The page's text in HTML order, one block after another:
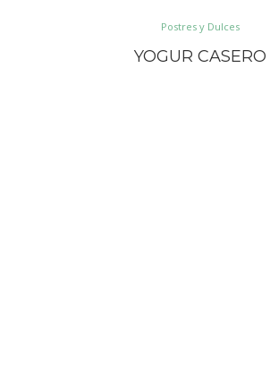
Postres y Dulces
YOGUR CASERO